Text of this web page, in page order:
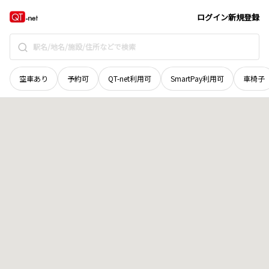
ログイン新規登録
空車あり 予約可 QT-net利用可 SmartPay利用可 車椅子
奈良県